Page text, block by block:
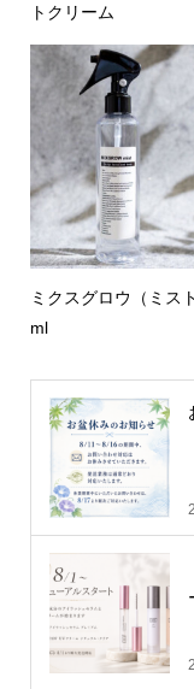
トクリーム
ミクスグロウ（ミス
ml